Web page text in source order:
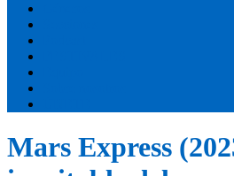
Mars Express